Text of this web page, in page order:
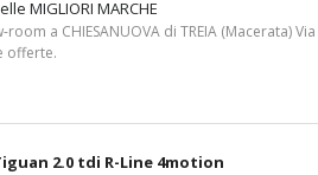
MIGLIORI MARCHE
a CHIESANUOVA di TREIA (Macerata) Via
offerte.
2.0 tdi R-Line 4motion